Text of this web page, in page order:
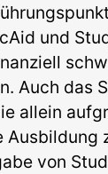
und
Auch das
allein
von